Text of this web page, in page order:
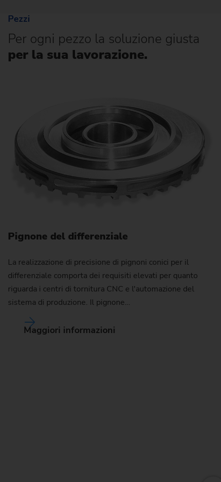
Pezzi
Per ogni pezzo la soluzione giusta
per la sua lavorazione.
Pignone del differenziale
La realizzazione di precisione di pignoni conici per il
differenziale comporta dei requisiti elevati per quanto
riguarda i centri di tornitura CNC e l'automazione del
sistema di produzione. Il pignone…
Maggiori informazioni